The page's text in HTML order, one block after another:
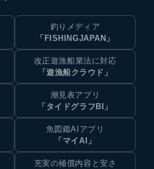
釣りメディア
「FISHINGJAPAN」
改正遊漁船業法に対応
「遊漁船クラウド」
潮見表アプリ
「タイドグラフBI」
魚図鑑AIアプリ
「マイAI」
充実の補償内容と安さ